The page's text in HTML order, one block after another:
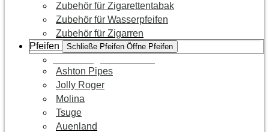
Zubehör für Zigarettentabak
Zubehör für Wasserpfeifen
Zubehör für Zigarren
Pfeifen
Schließe Pfeifen Öffne Pfeifen
Ashton Pipes
Jolly Roger
Molina
Tsuge
Auenland